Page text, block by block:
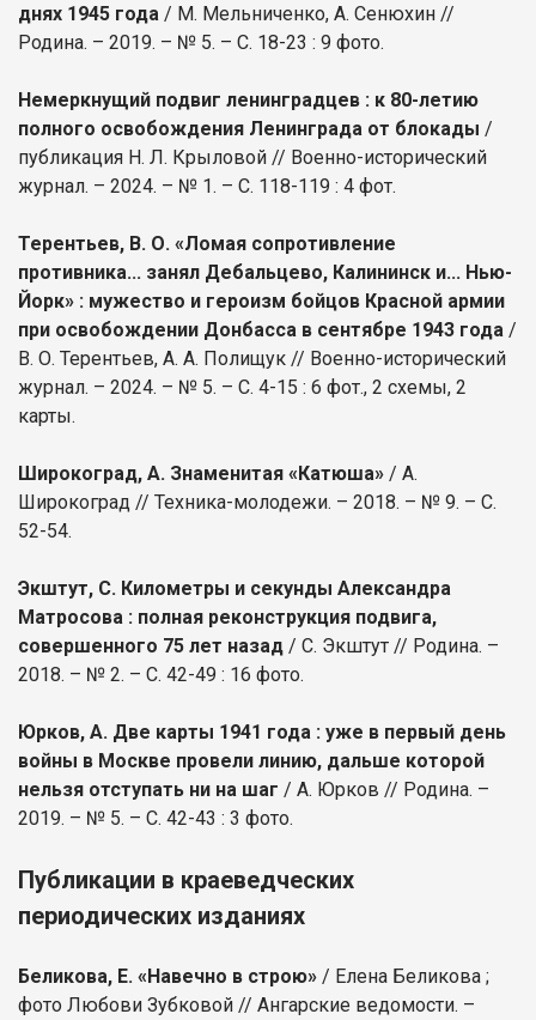
днях 1945 года / М. Мельниченко, А. Сенюхин //
Родина. – 2019. – № 5. – С. 18-23 : 9 фото.
Немеркнущий подвиг ленинградцев : к 80-летию
полного освобождения Ленинграда от блокады /
публикация Н. Л. Крыловой // Военно-исторический
журнал. – 2024. – № 1. – С. 118-119 : 4 фот.
Терентьев, В. О. «Ломая сопротивление
противника... занял Дебальцево, Калининск и... Нью-
Йорк» : мужество и героизм бойцов Красной армии
при освобождении Донбасса в сентябре 1943 года /
В. О. Терентьев, А. А. Полищук // Военно-исторический
журнал. – 2024. – № 5. – С. 4-15 : 6 фот., 2 схемы, 2
карты.
Широкоград, А. Знаменитая «Катюша» / А.
Широкоград // Техника-молодежи. – 2018. – № 9. – С.
52-54.
Экштут, С. Километры и секунды Александра
Матросова : полная реконструкция подвига,
совершенного 75 лет назад / С. Экштут // Родина. –
2018. – № 2. – С. 42-49 : 16 фото.
Юрков, А. Две карты 1941 года : уже в первый день
войны в Москве провели линию, дальше которой
нельзя отступать ни на шаг / А. Юрков // Родина. –
2019. – № 5. – С. 42-43 : 3 фото.
Публикации в краеведческих
периодических изданиях
Беликова, Е. «Навечно в строю» / Елена Беликова ;
фото Любови Зубковой // Ангарские ведомости. –